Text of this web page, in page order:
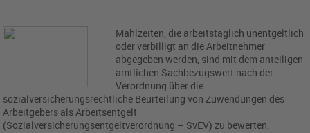
Mahlzeiten, die arbeitstäglich unentgeltlich
oder verbilligt an die Arbeitnehmer
abgegeben werden, sind mit dem anteiligen
amtlichen Sachbezugswert nach der
Verordnung über die
sozialversicherungsrechtliche Beurteilung von Zuwendungen des
Arbeitgebers als Arbeitsentgelt
(Sozialversicherungsentgeltverordnung – SvEV) zu bewerten.